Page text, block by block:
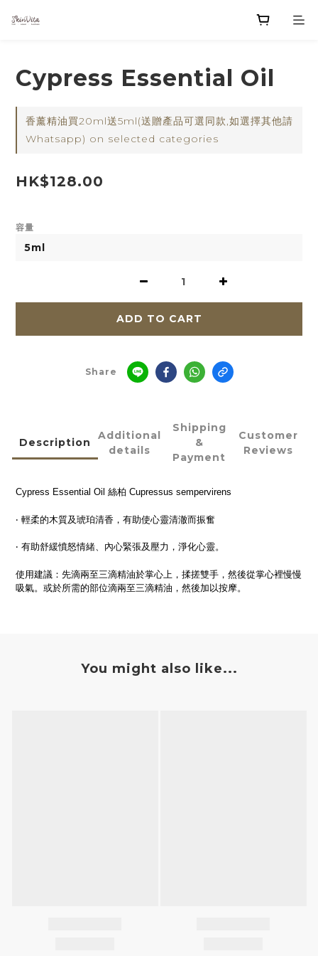
Cypress Essential Oil
香薰精油買20ml送5ml(送贈產品可選同款,如選擇其他請
Whatsapp) on selected categories
HK$128.00
容量
ADD TO CART
Share
Description
Additional
details
Shipping
&
Payment
Customer
Reviews
Cypress Essential Oil 絲柏 Cupressus sempervirens
‧ 輕柔的木質及琥珀清香，有助使心靈清澈而振奮
‧ 有助舒緩憤怒情緒、內心緊張及壓力，淨化心靈。
使用建議：先滴兩至三滴精油於掌心上，揉搓雙手，然後從掌心裡慢慢
吸氣。或於所需的部位滴兩至三滴精油，然後加以按摩。
You might also like...